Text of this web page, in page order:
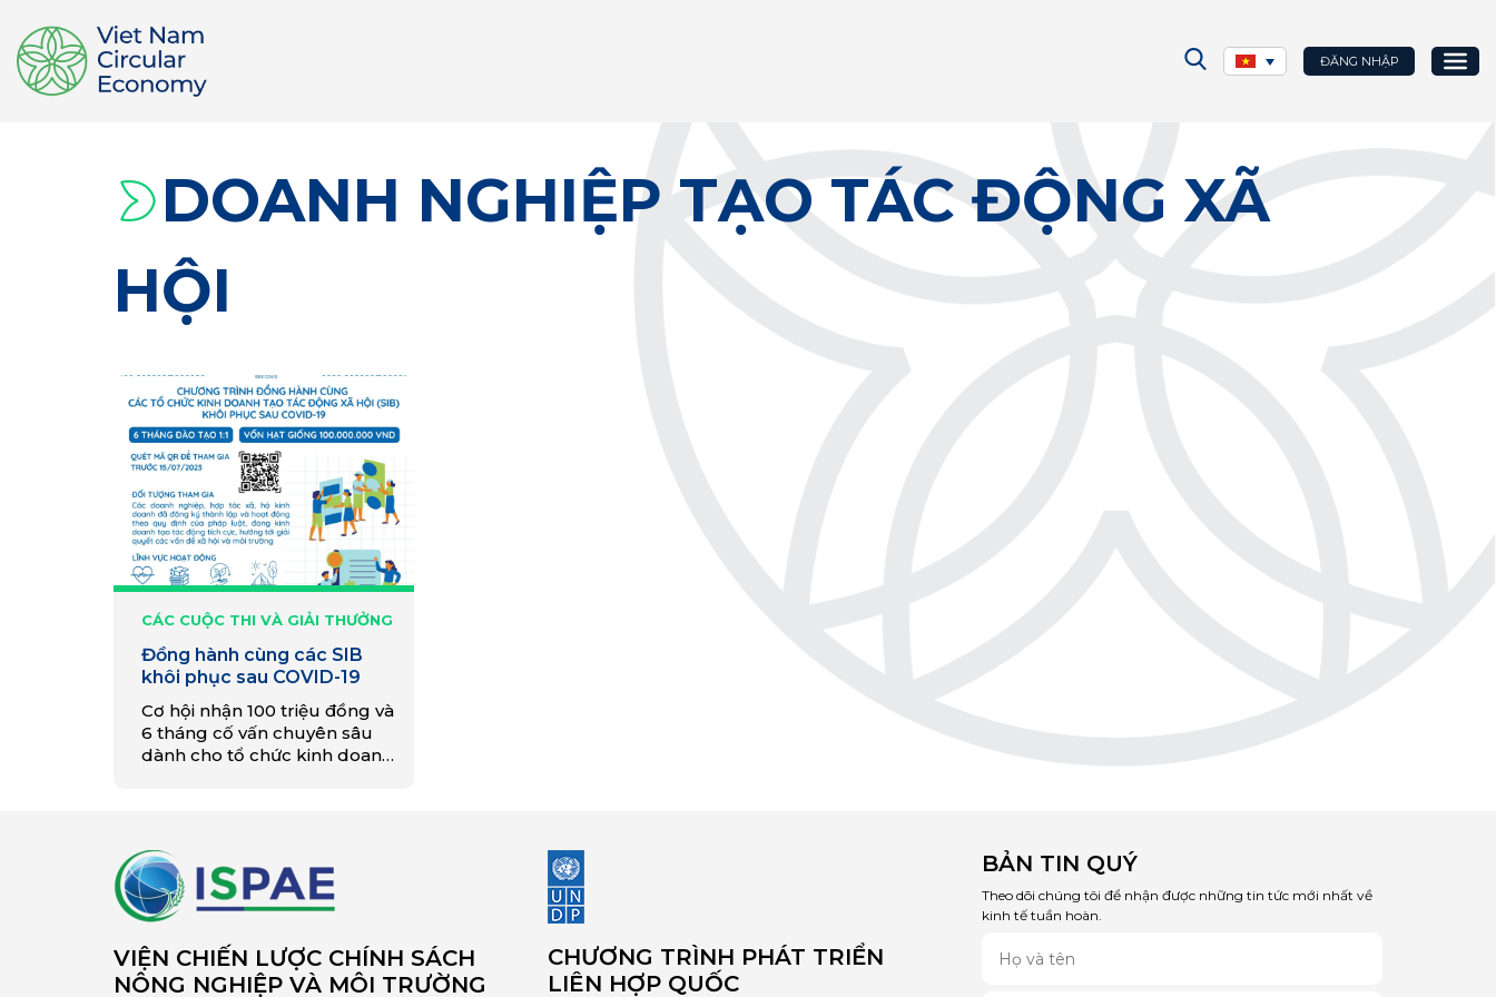
ĐĂNG NHẬP
DOANH NGHIỆP TẠO TÁC ĐỘNG XÃ
HỘI
CÁC CUỘC THI VÀ GIẢI THƯỞNG
Đồng hành cùng các SIB
khôi phục sau COVID-19
Cơ hội nhận 100 triệu đồng và
6 tháng cố vấn chuyên sâu
dành cho tổ chức kinh doanh
VIỆN CHIẾN LƯỢC CHÍNH SÁCH
NÔNG NGHIỆP VÀ MÔI TRƯỜNG
CHƯƠNG TRÌNH PHÁT TRIỂN
LIÊN HỢP QUỐC
BẢN TIN QUÝ
Theo dõi chúng tôi để nhận được những tin tức mới nhất về
kinh tế tuần hoàn.